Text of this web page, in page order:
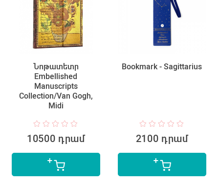
Նոթատետր
Embellished
Manuscripts
Collection/Van Gogh,
Midi
10500 դրամ
Bookmark - Sagittarius
2100 դրամ